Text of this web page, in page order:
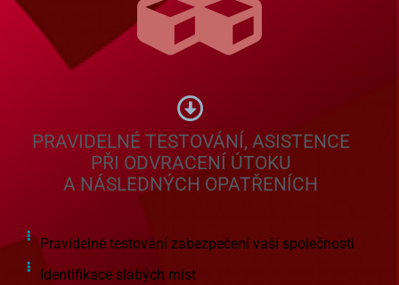
PRAVIDELNÉ TESTOVÁNÍ, ASISTENCE
PŘI ODVRACENÍ ÚTOKU
A NÁSLEDNÝCH OPATŘENÍCH
Pravidelné testování zabezpečení vaší společnosti
Identifikace slabých míst